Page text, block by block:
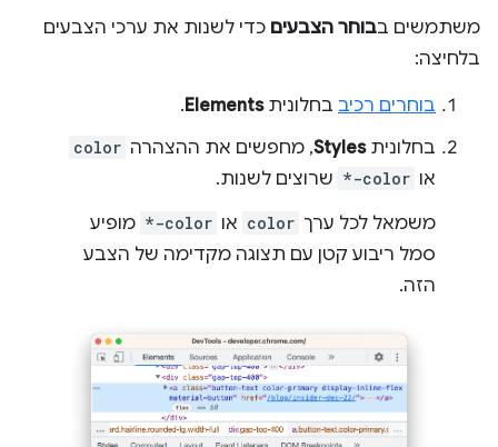
משתמשים בבוחר הצבעים כדי לשנות את ערכי הצבעים
בלחיצה:
בוחרים רכיב בחלוניתElements
.
בחלוניתStyles, מחפשים את ההצהרה color
או *-color שרוצים לשנות.
משמאל לכל ערך color או *-color מופיע
סמל ריבוע קטן עם תצוגה מקדימה של הצבע
הזה.